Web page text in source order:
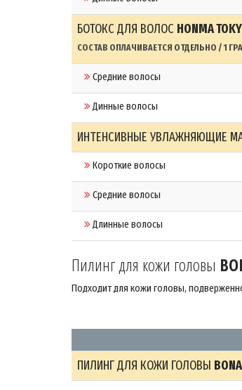
БОТОКС ДЛЯ ВОЛОС HONMA
СОСТАВ ОПЛАЧИВАЕТСЯ ОТДЕЛЬНО / 1
Средние волосы
Динные волосы
ИНТЕНСИВНЫЕ УВЛАЖНЯЮЩИЕ
Короткие волосы
Средние волосы
Длинные волосы
Пилинг для кожи головы
Подходит для кожи головы,
ПИЛИНГ ДЛЯ КОЖИ ГОЛОВЫ